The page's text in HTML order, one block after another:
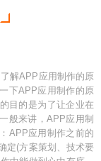
解APP应用制作的原
下APP应用制作的原
目的是为了让企业在
般来讲，APP应用制
APP应用制作之前的
定(方案策划、技术要